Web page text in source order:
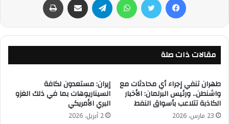
مقالات ذات صلة
طهران تنفي إجراء أي محادثات مع
واشنطن.. ورئيس البرلمان: الأخبار
الكاذبة تتلاعب بأسواق النفط
23 مارس، 2026
إيران: مستعدون لكافة
السيناريوهات بما في ذلك الغزو
البري الأمريكي
2 أبريل، 2026